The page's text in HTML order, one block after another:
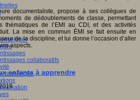
collaboratifs
numérique
documentaliste, propose à ses collègues de
de dédoublements de classe, permettant
thématiques de l’EMI au CDI, et des activités
La mise en commun ÉMI se fait ensuite en
de la discipline, et lui donne l’occasion d’aller
aspects.
enfants à apprendre